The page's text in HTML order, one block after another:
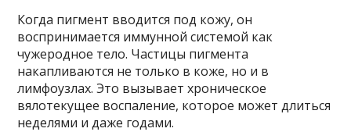
Когда пигмент вводится под кожу, он
воспринимается иммунной системой как
чужеродное тело. Частицы пигмента
накапливаются не только в коже, но и в
лимфоузлах. Это вызывает хроническое
вялотекущее воспаление, которое может длиться
неделями и даже годами.